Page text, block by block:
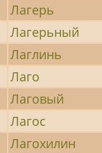
Лагерь
Лагерьный
Лаглинь
Лаго
Лаговый
Лагос
Лагохилин